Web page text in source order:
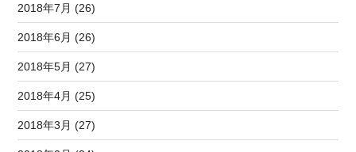
2018年7月 (26)
2018年6月 (26)
2018年5月 (27)
2018年4月 (25)
2018年3月 (27)